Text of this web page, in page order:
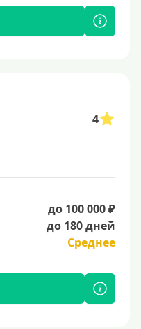
4
до 100 000 ₽
до 180 дней
Среднее